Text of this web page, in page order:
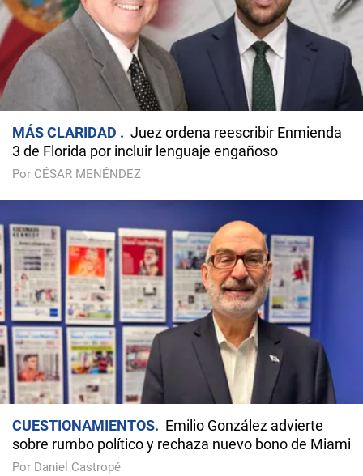
MÁS CLARIDAD
Juez ordena reescribir Enmienda
3 de Florida por incluir lenguaje engañoso
Por CÉSAR MENÉNDEZ
CUESTIONAMIENTOS
Emilio González advierte
sobre rumbo político y rechaza nuevo bono de Miami
Por Daniel Castropé